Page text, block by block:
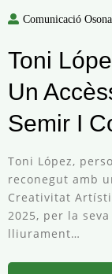
Comunicació
Toni
Un
Semir I
Toni López,
reconegut amb
Creativitat
2025, per la
lliurament…